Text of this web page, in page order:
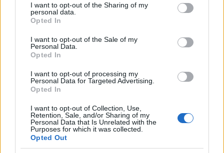
I want to opt-out of the Sharing of my
personal data.
Opted In
I want to opt-out of the Sale of my
Personal Data.
Opted In
I want to opt-out of processing my
Personal Data for Targeted Advertising.
Opted In
I want to opt-out of Collection, Use,
Retention, Sale, and/or Sharing of my
Personal Data that Is Unrelated with the
Purposes for which it was collected.
Opted Out
Valditara, che sicuramente, quando sarà il caso,
ne farà anche una sui mali del fascismo. Essa,
inoltre, toccava un punto di non poco conto, su
cui veramente una scuola impregnata dei valori
cultura, dovrebbe aiutare gli studenti a riflettere.
Toccando fra l’altro proprio quel nucleo
concettuale che ci evita di cadere nell’
un comunismo “buono”, ma che anche ci
richiama a quella condizione tragica, cioè
etimologicamente conflittuale, che è propria della